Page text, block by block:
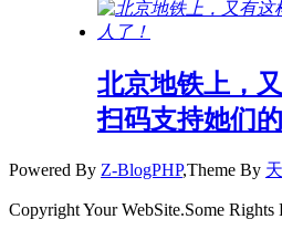
北京地铁上，
扫码支持她们
Powered By Z-BlogPHP,Theme By
Copyright Your WebSite.Some Rights